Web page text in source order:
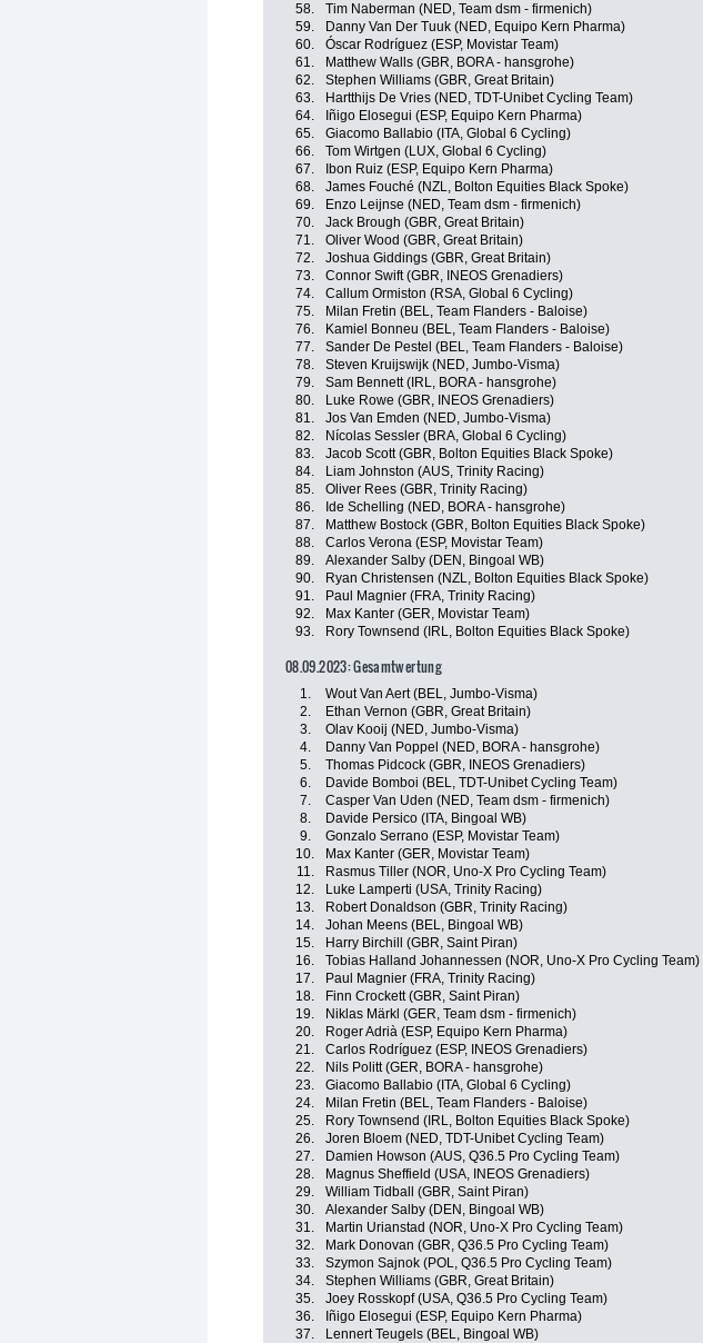
58.
Tim Naberman (NED, Team dsm - firmenich)
59.
Danny Van Der Tuuk (NED, Equipo Kern Pharma)
60.
Óscar Rodríguez (ESP, Movistar Team)
61.
Matthew Walls (GBR, BORA - hansgrohe)
62.
Stephen Williams (GBR, Great Britain)
63.
Hartthijs De Vries (NED, TDT-Unibet Cycling Team)
64.
Iñigo Elosegui (ESP, Equipo Kern Pharma)
65.
Giacomo Ballabio (ITA, Global 6 Cycling)
66.
Tom Wirtgen (LUX, Global 6 Cycling)
67.
Ibon Ruiz (ESP, Equipo Kern Pharma)
68.
James Fouché (NZL, Bolton Equities Black Spoke)
69.
Enzo Leijnse (NED, Team dsm - firmenich)
70.
Jack Brough (GBR, Great Britain)
71.
Oliver Wood (GBR, Great Britain)
72.
Joshua Giddings (GBR, Great Britain)
73.
Connor Swift (GBR, INEOS Grenadiers)
74.
Callum Ormiston (RSA, Global 6 Cycling)
75.
Milan Fretin (BEL, Team Flanders - Baloise)
76.
Kamiel Bonneu (BEL, Team Flanders - Baloise)
77.
Sander De Pestel (BEL, Team Flanders - Baloise)
78.
Steven Kruijswijk (NED, Jumbo-Visma)
79.
Sam Bennett (IRL, BORA - hansgrohe)
80.
Luke Rowe (GBR, INEOS Grenadiers)
81.
Jos Van Emden (NED, Jumbo-Visma)
82.
Nícolas Sessler (BRA, Global 6 Cycling)
83.
Jacob Scott (GBR, Bolton Equities Black Spoke)
84.
Liam Johnston (AUS, Trinity Racing)
85.
Oliver Rees (GBR, Trinity Racing)
86.
Ide Schelling (NED, BORA - hansgrohe)
87.
Matthew Bostock (GBR, Bolton Equities Black Spoke)
88.
Carlos Verona (ESP, Movistar Team)
89.
Alexander Salby (DEN, Bingoal WB)
90.
Ryan Christensen (NZL, Bolton Equities Black Spoke)
91.
Paul Magnier (FRA, Trinity Racing)
92.
Max Kanter (GER, Movistar Team)
93.
Rory Townsend (IRL, Bolton Equities Black Spoke)
08.09.2023: Gesamtwertung
1. Wout Van Aert (BEL, Jumbo-Visma)
2.
Ethan Vernon (GBR, Great Britain)
3.
Olav Kooij (NED, Jumbo-Visma)
4.
Danny Van Poppel (NED, BORA - hansgrohe)
5.
Thomas Pidcock (GBR, INEOS Grenadiers)
6.
Davide Bomboi (BEL, TDT-Unibet Cycling Team)
7.
Casper Van Uden (NED, Team dsm - firmenich)
8.
Davide Persico (ITA, Bingoal WB)
9.
Gonzalo Serrano (ESP, Movistar Team)
10.
Max Kanter (GER, Movistar Team)
11.
Rasmus Tiller (NOR, Uno-X Pro Cycling Team)
12.
Luke Lamperti (USA, Trinity Racing)
13.
Robert Donaldson (GBR, Trinity Racing)
14.
Johan Meens (BEL, Bingoal WB)
15.
Harry Birchill (GBR, Saint Piran)
16.
Tobias Halland Johannessen (NOR, Uno-X Pro Cycling Team)
17.
Paul Magnier (FRA, Trinity Racing)
18.
Finn Crockett (GBR, Saint Piran)
19.
Niklas Märkl (GER, Team dsm - firmenich)
20.
Roger Adrià (ESP, Equipo Kern Pharma)
21.
Carlos Rodríguez (ESP, INEOS Grenadiers)
22.
Nils Politt (GER, BORA - hansgrohe)
23.
Giacomo Ballabio (ITA, Global 6 Cycling)
24.
Milan Fretin (BEL, Team Flanders - Baloise)
25.
Rory Townsend (IRL, Bolton Equities Black Spoke)
26.
Joren Bloem (NED, TDT-Unibet Cycling Team)
27.
Damien Howson (AUS, Q36.5 Pro Cycling Team)
28.
Magnus Sheffield (USA, INEOS Grenadiers)
29.
William Tidball (GBR, Saint Piran)
30.
Alexander Salby (DEN, Bingoal WB)
31.
Martin Urianstad (NOR, Uno-X Pro Cycling Team)
32.
Mark Donovan (GBR, Q36.5 Pro Cycling Team)
33.
Szymon Sajnok (POL, Q36.5 Pro Cycling Team)
34.
Stephen Williams (GBR, Great Britain)
35.
Joey Rosskopf (USA, Q36.5 Pro Cycling Team)
36.
Iñigo Elosegui (ESP, Equipo Kern Pharma)
37.
Lennert Teugels (BEL, Bingoal WB)